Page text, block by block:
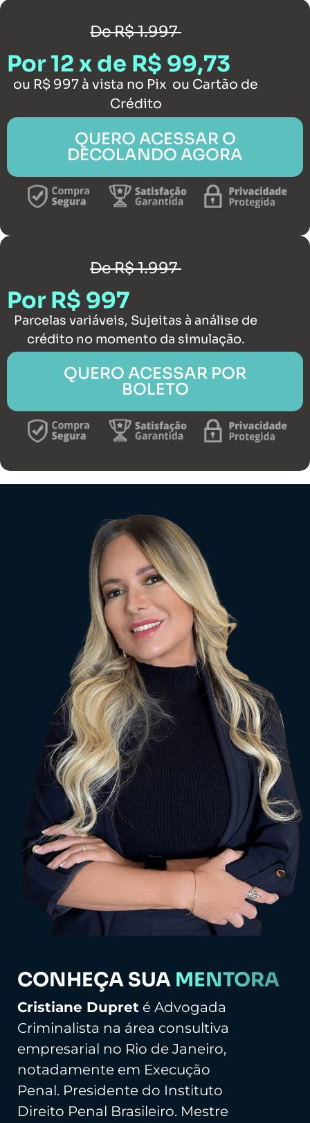
De R$ 1.997
Por 12 x de R$ 99,73
ou R$ 997 à vista no Pix ou Cartão de
Crédito
QUERO ACESSAR O
DECOLANDO AGORA
De R$ 1.997
Por R$ 997
Parcelas variáveis, Sujeitas à análise de
crédito no momento da simulação.
QUERO ACESSAR POR
BOLETO
CONHEÇA SUA MENTORA
Cristiane Dupret é Advogada
Criminalista na área consultiva
empresarial no Rio de Janeiro,
notadamente em Execução
Penal. Presidente do Instituto
Direito Penal Brasileiro. Mestre